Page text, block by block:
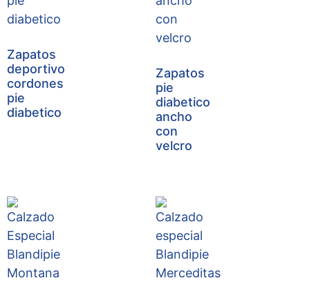
Zapatos
deportivo
cordones
pie
diabetico
Zapatos
pie
diabetico
ancho
con
velcro